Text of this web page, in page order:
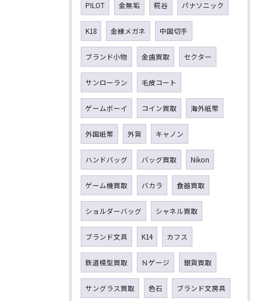
PILOT 金無垢 糀谷 パナソニック
K18 金縁メガネ 中国切手
ブランド小物 金歯買取 セクター
サンローラン 毛皮コート
ゲームボーイ コイン買取 海外紙幣
外国紙幣 外貨 キャノン
ハンドバッグ バッグ買取 Nikon
ゲーム機買取 バカラ 食器買取
ショルダーバッグ シャネル買取
ブランド文具 K14 カフス
鉄道模型買取 Ｎゲージ 銀貨買取
サングラス買取 色石 ブランド文房具